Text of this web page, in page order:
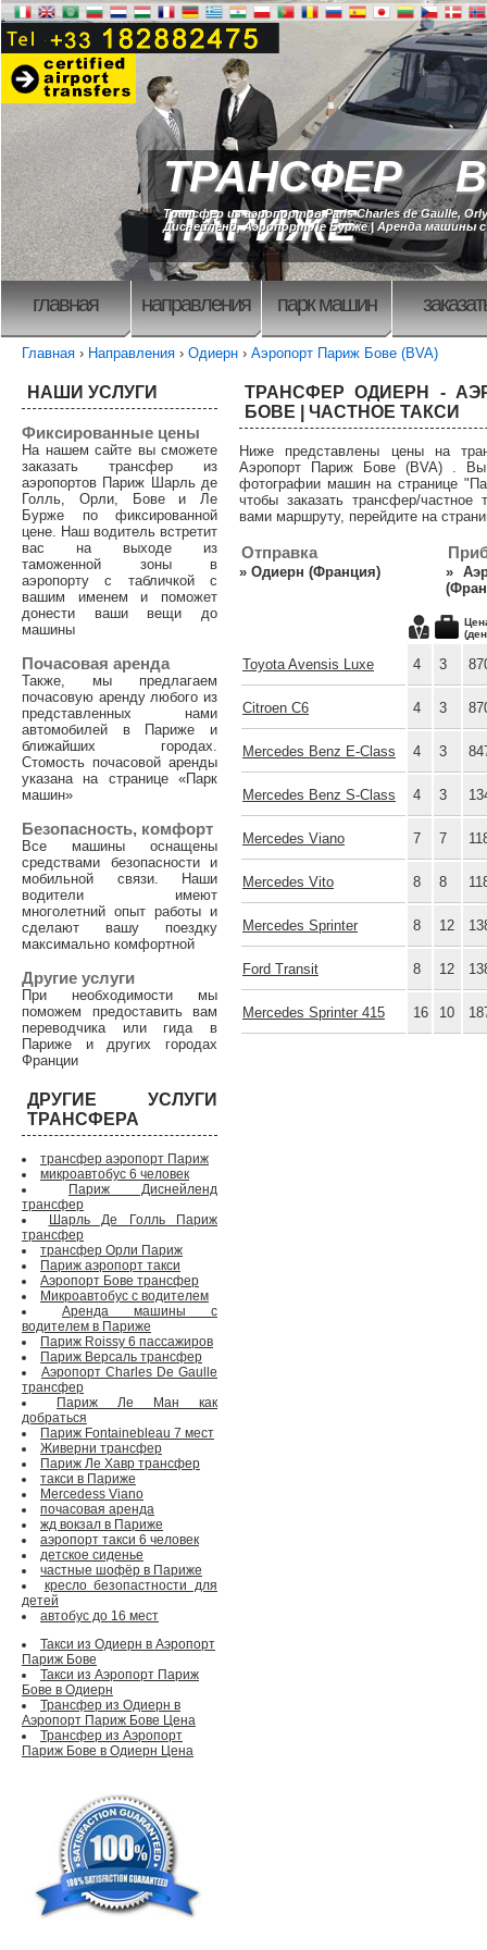
ТРАНСФЕР В
ПАРИЖЕ
Трансфер из аэропортов Paris Charles de Gaulle,
Диснейленд, Аэропорт Ле Бурже | Аренда машины
главная направления парк машин
Главная › Направления › Одиерн › Аэропорт Париж Бове (BVA)
ТРАНСФЕР ОДИЕРН -
БОВЕ | ЧАСТНОЕ ТАКСИ
Ниже представлены цены на
Аэропорт Париж Бове (BVA) . Вы
фотографии машин на странице
чтобы заказать трансфер/частное
вами маршруту, перейдите на
Отправка
» Одиерн (Франция) »
Toyota Avensis Luxe 4 3
Citroen C6 4 3
Mercedes Benz E-Class 4 3
Mercedes Benz S-Class 4 3
Mercedes Viano 7 7
Mercedes Vito 8 8
Mercedes Sprinter 8 12
Ford Transit 8 12
Mercedes Sprinter 415 16 10
НАШИ УСЛУГИ
Фиксированные цены
На нашем сайте вы сможете
заказать трансфер из
аэропортов Париж Шарль де
Голль, Орли, Бове и Ле
Бурже по фиксированной
цене. Наш водитель встретит
вас на выходе из
таможенной зоны в
аэропорту с табличкой с
вашим именем и поможет
донести ваши вещи до
машины
Почасовая аренда
Также, мы предлагаем
почасовую аренду любого из
представленных нами
автомобилей в Париже и
ближайших городах.
Стомость почасовой аренды
указана на странице «Парк
машин»
Безопасность, комфорт
Все машины оснащены
средствами безопасности и
мобильной связи. Наши
водители имеют
многолетний опыт работы и
сделают вашу поездку
максимально комфортной
Другие услуги
При необходимости мы
поможем предоставить вам
переводчика или гида в
Париже и других городах
Франции
ДРУГИЕ УСЛУГИ
ТРАНСФЕРА
трансфер аэропорт Париж
микроавтобус 6 человек
Париж Диснейленд
трансфер
Шарль Де Голль Париж
трансфер
трансфер Орли Париж
Париж аэропорт такси
Аэропорт Бове трансфер
Микроавтобус с водителем
Аренда машины с
водителем в Париже
Париж Roissy 6 пассажиров
Париж Версаль трансфер
Аэропорт Charles De Gaulle
трансфер
Париж Ле Ман как
добраться
Париж Fontainebleau 7 мест
Живерни трансфер
Париж Ле Хавр трансфер
такси в Париже
Mercedess Viano
почасовая аренда
жд вокзал в Париже
аэропорт такси 6 человек
детское сиденье
частные шофёр в Париже
кресло безопастности для
детей
автобус до 16 мест
Такси из Одиерн в Аэропорт
Париж Бове
Такси из Аэропорт Париж
Бове в Одиерн
Трансфер из Одиерн в
Аэропорт Париж Бове Цена
Трансфер из Аэропорт
Париж Бове в Одиерн Цена